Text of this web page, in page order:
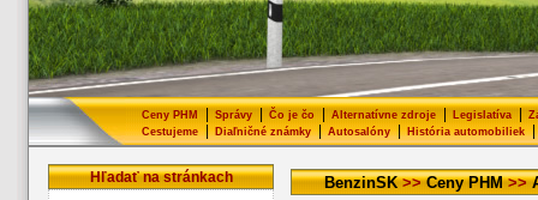
Ceny PHM Správy Čo je čo Alternatívne zdroje Legislatíva
Cestujeme| Diaľničné známky| Autosalóny| História automobiliek|
Hľadať na stránkach BenzinSK>>Ceny PHM>>